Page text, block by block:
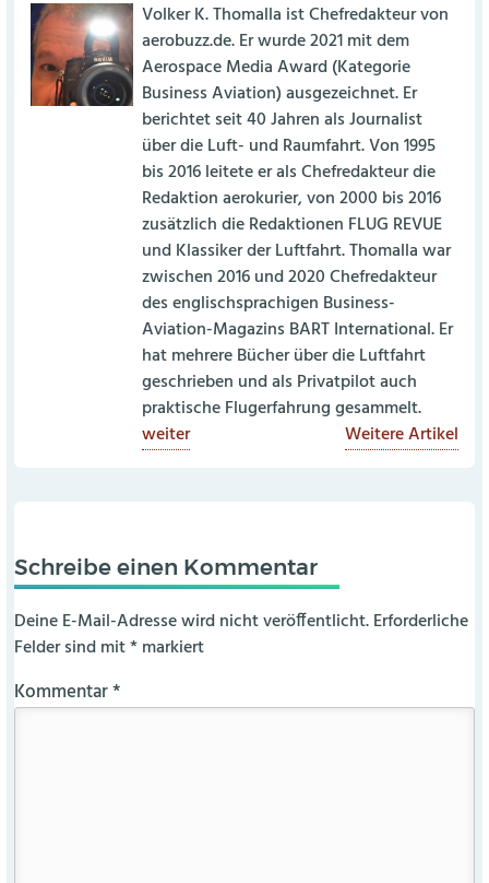
Volker K. Thomalla ist Chefredakteur von
aerobuzz.de. Er wurde 2021 mit dem
Aerospace Media Award (Kategorie
Business Aviation) ausgezeichnet. Er
berichtet seit 40 Jahren als Journalist
über die Luft- und Raumfahrt. Von 1995
bis 2016 leitete er als Chefredakteur die
Redaktion aerokurier, von 2000 bis 2016
zusätzlich die Redaktionen FLUG REVUE
und Klassiker der Luftfahrt. Thomalla war
zwischen 2016 und 2020 Chefredakteur
des englischsprachigen Business-
Aviation-Magazins BART International. Er
hat mehrere Bücher über die Luftfahrt
geschrieben und als Privatpilot auch
praktische Flugerfahrung gesammelt.
weiter
Weitere Artikel
Schreibe einen Kommentar
Deine E-Mail-Adresse wird nicht veröffentlicht. Erforderliche
Felder sind mit*markiert
Kommentar*